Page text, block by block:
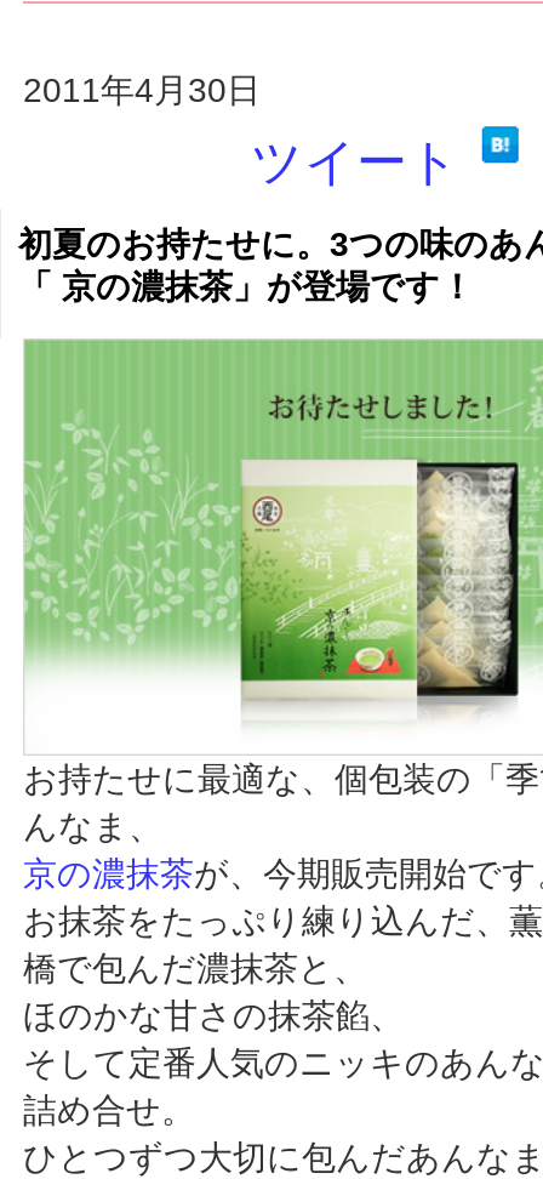
2011年4月30日
ツイート
初夏のお持たせに。3つの味のあ
「 京の濃抹茶」が登場です！
お持たせに最適な、個包装の「
んなま、
京の濃抹茶が、今期販売開始で
お抹茶をたっぷり練り込んだ、
橋で包んだ濃抹茶と、
ほのかな甘さの抹茶餡、
そして定番人気のニッキのあん
詰め合せ。
ひとつずつ大切に包んだあんな